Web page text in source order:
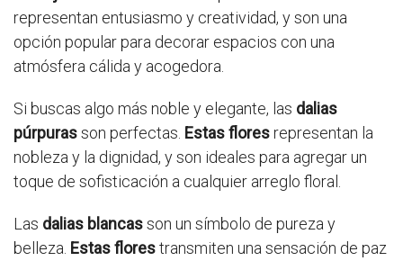
representan entusiasmo y creatividad, y son una
opción popular para decorar espacios con una
atmósfera cálida y acogedora.
Si buscas algo más noble y elegante, las dalias
púrpurasson perfectas. Estas floresrepresentan la
nobleza y la dignidad, y son ideales para agregar un
toque de sofisticación a cualquier arreglo floral.
Las dalias blancasson un símbolo de pureza y
belleza. Estas florestransmiten una sensación de paz